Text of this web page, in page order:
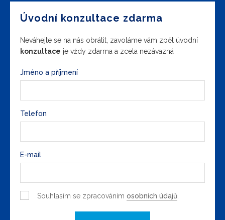
Úvodní konzultace zdarma
Neváhejte se na nás obrátit, zavoláme vám zpět úvodní
konzultace je vždy zdarma a zcela nezávazná
Jméno a příjmení
Telefon
E-mail
Souhlasím se zpracováním osobních údajů